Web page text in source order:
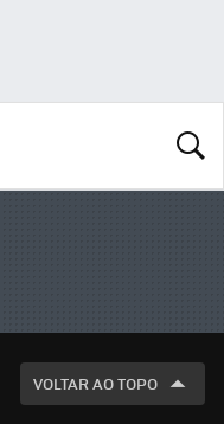
VOLTAR AO TOPO